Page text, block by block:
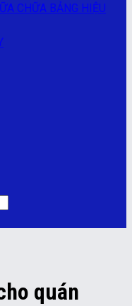
CHỮA BẢNG HIỆU
quán